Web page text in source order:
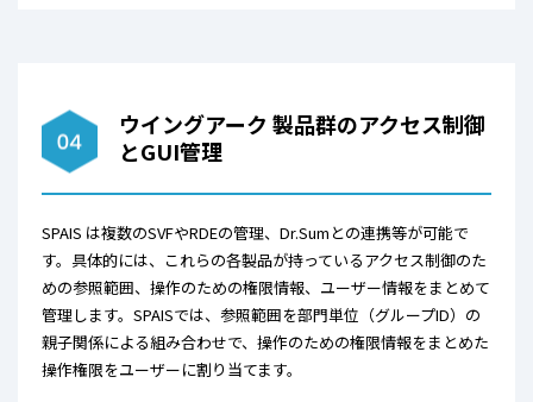
ウイングアーク 製品群のアクセス制御
とGUI管理
SPAIS は複数のSVFやRDEの管理、Dr.Sumとの連携等が可能で
す。 具体的には、これらの各製品が持っているアクセス制御のた
めの参照範囲、操作のための権限情報、ユーザー情報をまとめて
管理します。SPAISでは、参照範囲を部門単位（グループID）の
親子関係による組み合わせで、操作のための権限情報をまとめた
操作権限をユーザーに割り当てます。